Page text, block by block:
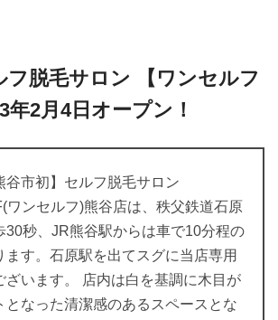
フ脱毛サロン 【ワンセルフ
年2月4日オープン！
谷市初】セルフ脱毛サロン
ワンセルフ)熊谷店は、秩父鉄道石原
30秒、JR熊谷駅からは車で10分程の
ます。石原駅を出てスグに当店専用
ざいます。 店内は白を基調に木目が
となった清潔感のあるスペースとな